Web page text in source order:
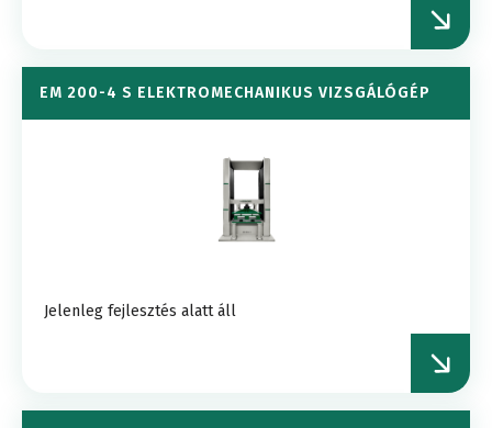
EM 200-4 S ELEKTROMECHANIKUS VIZSGÁLÓGÉP
Jelenleg fejlesztés alatt áll